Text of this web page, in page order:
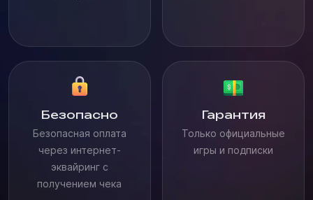
Безопасно
Безопасная оплата
через интернет-
эквайринг с
получением чека
Гарантия
Только официальные
игры и подписки